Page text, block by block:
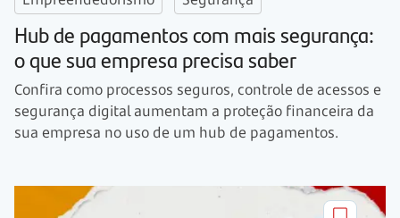
Hub de pagamentos com mais segurança:
o que sua empresa precisa saber
Confira como processos seguros, controle de acessos e
segurança digital aumentam a proteção financeira da
sua empresa no uso de um hub de pagamentos.